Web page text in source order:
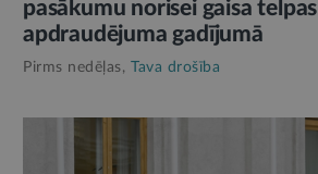
pasākumu norisei gaisa telpas
apdraudējuma gadījumā
Pirms nedēļas, Tava drošība